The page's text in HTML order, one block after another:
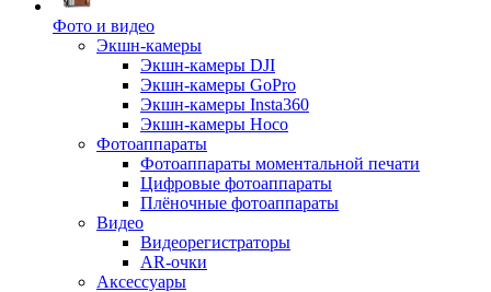
Фото и видео
Экшн-камеры
Экшн-камеры DJI
Экшн-камеры GoPro
Экшн-камеры Insta360
Экшн-камеры Hoco
Фотоаппараты
Фотоаппараты моментальной печати
Цифровые фотоаппараты
Плёночные фотоаппараты
Видео
Видеорегистраторы
AR-очки
Аксессуары